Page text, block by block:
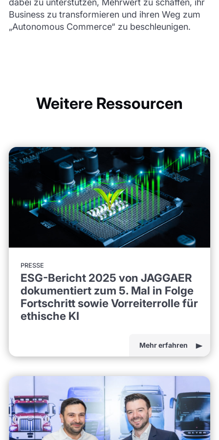
Business zu transformieren und ihren Weg zum
„Autonomous Commerce“ zu beschleunigen.
Weitere Ressourcen
PRESSE
ESG-Bericht 2025 von JAGGAER
dokumentiert zum 5. Mal in Folge
Fortschritt sowie Vorreiterrolle für
ethische KI
Mehr erfahren